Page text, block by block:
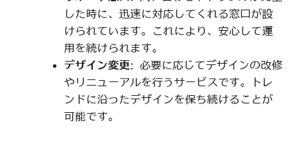
した時に、迅速に対応してくれる窓口が設
けられています。これにより、安心して運
用を続けられます。
デザイン変更: 必要に応じてデザインの改修
やリニューアルを行うサービスです。トレ
ンドに沿ったデザインを保ち続けることが
可能です。